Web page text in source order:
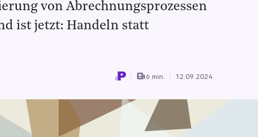
von Abrechnungsprozessen
ist jetzt: Handeln statt
6 min. 12.09.2024